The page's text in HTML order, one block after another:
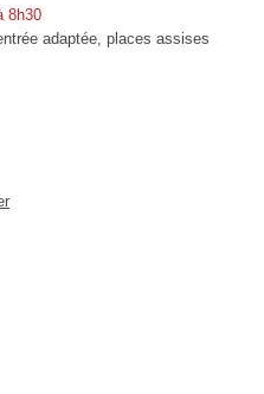
8h30
adaptée, places assises